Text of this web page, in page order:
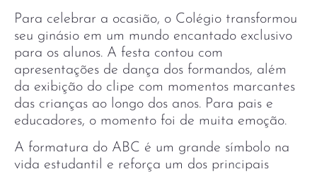
Para celebrar a ocasião, o Colégio transformou
seu ginásio em um mundo encantado exclusivo
para os alunos. A festa contou com
apresentações de dança dos formandos, além
da exibição do clipe com momentos marcantes
das crianças ao longo dos anos. Para pais e
educadores, o momento foi de muita emoção.
A formatura do ABC é um grande símbolo na
vida estudantil e reforça um dos principais